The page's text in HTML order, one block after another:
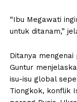
“Ibu Megawati
untuk ditanam,”
Ditanya
Guntur
isu-isu global
Tiongkok, konflik